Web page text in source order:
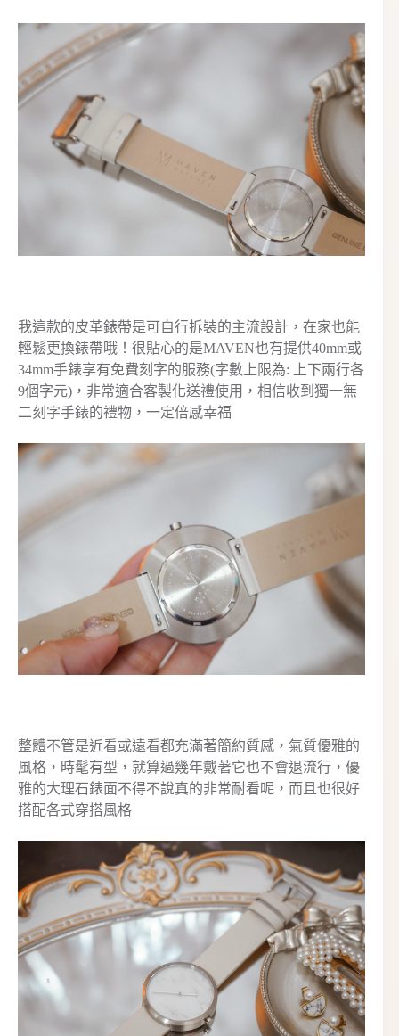
我這款的皮革錶帶是可自行拆裝的主流設計，在家也能
輕鬆更換錶帶哦！很貼心的是MAVEN也有提供40mm或
34mm手錶享有免費刻字的服務(字數上限為: 上下兩行各
9個字元)，非常適合客製化送禮使用，相信收到獨一無
二刻字手錶的禮物，一定倍感幸福
整體不管是近看或遠看都充滿著簡約質感，氣質優雅的
風格，時髦有型，就算過幾年戴著它也不會退流行，優
雅的大理石錶面不得不說真的非常耐看呢，而且也很好
搭配各式穿搭風格